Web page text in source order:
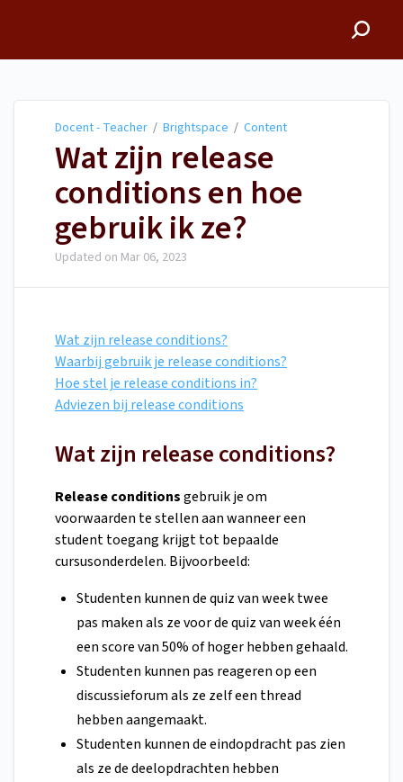
Docent - Teacher / Brightspace / Content
Wat zijn release
conditions en hoe
gebruik ik ze?
Updated on Mar 06, 2023
Wat zijn release conditions?
Waarbij gebruik je release conditions?
Hoe stel je release conditions in?
Adviezen bij release conditions
Wat zijn release conditions?
Release conditionsgebruik je om
voorwaarden te stellen aan wanneer een
student toegang krijgt tot bepaalde
cursusonderdelen. Bijvoorbeeld:
Studenten kunnen de quiz van week twee
pas maken als ze voor de quiz van week één
een score van 50% of hoger hebben gehaald.
Studenten kunnen pas reageren op een
discussieforum als ze zelf een thread
hebben aangemaakt.
Studenten kunnen de eindopdracht pas zien
als ze de deelopdrachten hebben